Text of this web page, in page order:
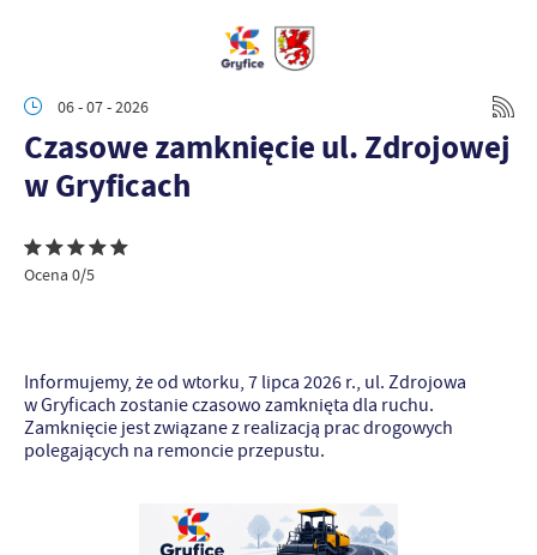
06 - 07 - 2026
Czasowe zamknięcie ul. Zdrojowej
w Gryficach
Ocena 0/5
Informujemy, że od wtorku, 7 lipca 2026 r., ul. Zdrojowa
w Gryficach zostanie czasowo zamknięta dla ruchu.
Zamknięcie jest związane z realizacją prac drogowych
polegających na remoncie przepustu.